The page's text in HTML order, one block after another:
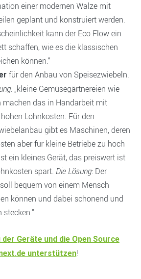
einer modernen Walze mit
geplant und konstruiert werden.
kann der Eco Flow ein
schaffen, wie es die klassischen
können.“
für den Anbau von Speisezwiebeln.
: „kleine Gemüsegärtnereien wie
machen das in Handarbeit mit
Lohnkosten. Für den
gibt es Maschinen, deren
aber für kleine Betriebe zu hoch
ein kleines Gerät, das preiswert ist
spart. Die Lösung: Der
bequem von einem Mensch
können und dabei schonend und
der Geräte und die Open Source
unterstützen!